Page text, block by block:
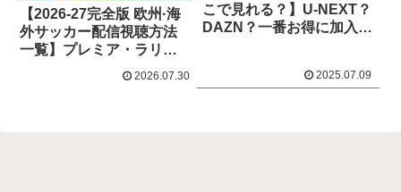
【2026-27完全版 欧州·海
外サッカー配信視聴方法
一覧】プレミア・ラリー
ガ・ブンデス・セリエAの
料金・開幕日程・放映権
2026.07.30
こで見れる？】U-NEXT？
DAZN？一番お得に加入す
2025.07.09